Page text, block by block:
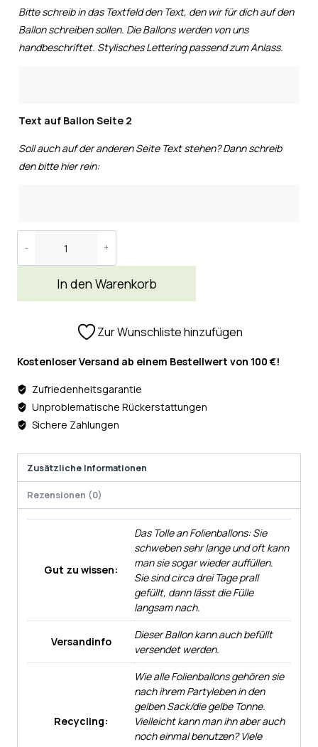
Bitte schreib in das Textfeld den Text, den wir für dich auf den
Ballon schreiben sollen. Die Ballons werden von uns
handbeschriftet. Stylisches Lettering passend zum Anlass.
Text auf Ballon Seite 2
Soll auch auf der anderen Seite Text stehen? Dann schreib
den bitte hier rein:
In den Warenkorb
Zur Wunschliste hinzufügen
Kostenloser Versand ab einem Bestellwert von 100 €!
Zufriedenheitsgarantie
Unproblematische Rückerstattungen
Sichere Zahlungen
Zusätzliche Informationen
Rezensionen (0)
Gut zu wissen:
Das Tolle an Folienballons: Sie
schweben sehr lange und oft kann
man sie sogar wieder auffüllen.
Sie sind circa drei Tage prall
gefüllt, dann lässt die Fülle
langsam nach.
Versandinfo
Dieser Ballon kann auch befüllt
versendet werden.
Recycling:
Wie alle Folienballons gehören sie
nach ihrem Partyleben in den
gelben Sack/die gelbe Tonne.
Vielleicht kann man ihn aber auch
noch einmal benutzen? Viele